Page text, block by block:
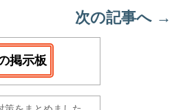
次の記事へ →
掲示板